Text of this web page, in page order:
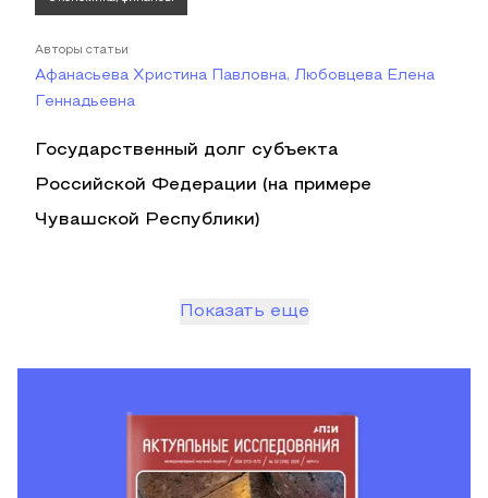
Авторы статьи
Афанасьева Христина Павловна, Любовцева Елена
Геннадьевна
Государственный долг субъекта
Российской Федерации (на примере
Чувашской Республики)
Показать еще